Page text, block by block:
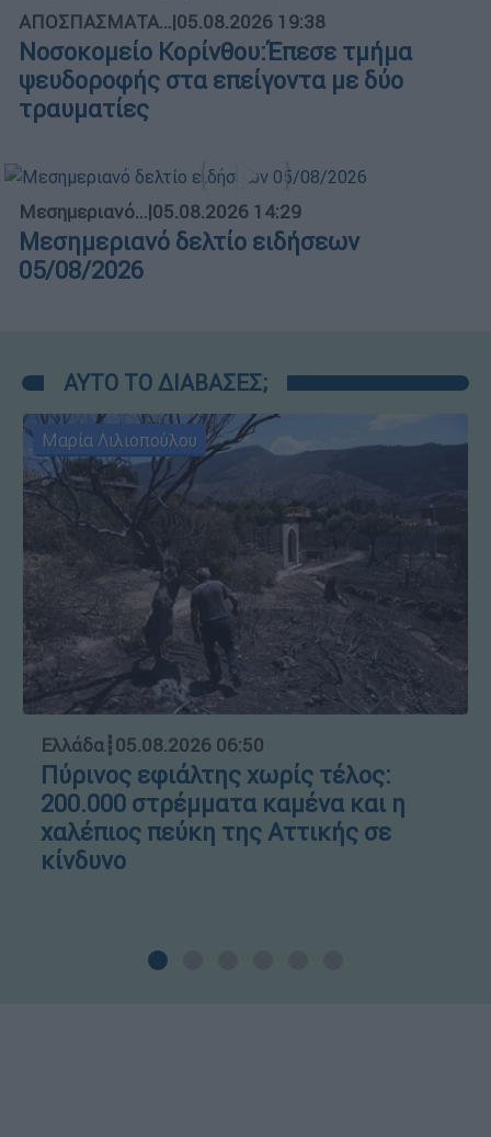
ΑΠΟΣΠΑΣΜΑΤΑ...|05.08.2026 19:38
Νοσοκομείο Κορίνθου:Έπεσε τμήμα
ψευδοροφής στα επείγοντα με δύο
τραυματίες
Μεσημεριανό...|05.08.2026 14:29
Μεσημεριανό δελτίο ειδήσεων
05/08/2026
ΑΥΤΟ ΤΟ ΔΙΑΒΑΣΕΣ;
Μαρία Λιλιοπούλου
Ελλάδα┋05.08.2026 06:50
Πύρινος εφιάλτης χωρίς τέλος:
200.000 στρέμματα καμένα και η
χαλέπιος πεύκη της Αττικής σε
κίνδυνο